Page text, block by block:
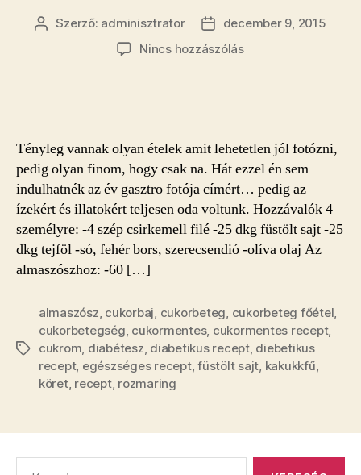
Bejegyzés
Szerző: adminisztrator
Bejegyzés
dátuma
december 9, 2015
Nincs hozzászólása(z)
rozmaringos
édesburgonyával
bejegyzéshez
Tényleg vannak olyan ételek amit lehetetlen jól fotózni,
pedig olyan finom, hogy csak na. Hát ezzel én sem
indulhatnék az év gasztro fotója címért… pedig az
ízekért és illatokért teljesen oda voltunk. Hozzávalók 4
személyre: -4 szép csirkemell filé -25 dkg füstölt sajt -25
dkg tejföl -só, fehér bors, szerecsendió -olíva olaj Az
almaszószhoz: -60 […]
Címkék
almaszósz cukorbaj cukorbeteg cukorbeteg főétel
cukorbetegség cukormentes, cukormentes recept,
cukrom diabétesz diabetikus recept, diebetikus
recept, egészséges recept,füstölt sajt kakukkfű
köret, recept, rozmaring